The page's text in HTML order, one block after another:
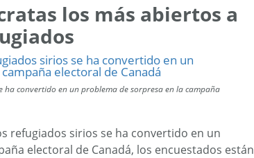
los más abiertos a
ha convertido en un problema de sorpresa en la campaña
refugiados sirios se ha convertido en un
electoral de Canadá, los encuestados están